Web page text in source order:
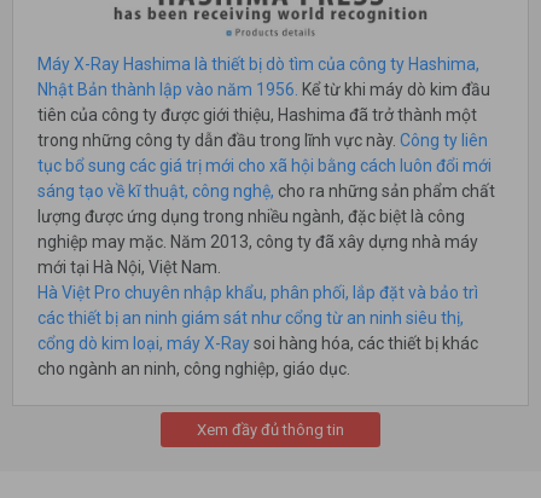
Máy X-Ray Hashima là thiết bị dò tìm của công ty Hashima,
Nhật Bản thành lập vào năm 1956. Kể từ khi máy dò kim đầu
tiên của công ty được giới thiệu, Hashima đã trở thành một
trong những công ty dẫn đầu trong lĩnh vực này. Công ty liên
tục bổ sung các giá trị mới cho xã hội bằng cách luôn đổi mới
sáng tạo về kĩ thuật, công nghệ, cho ra những sản phẩm chất
lượng được ứng dụng trong nhiều ngành, đặc biệt là công
nghiệp may mặc. Năm 2013, công ty đã xây dựng nhà máy
mới tại Hà Nội, Việt Nam.
Hà Việt Pro chuyên nhập khẩu, phân phối, lắp đặt và bảo trì
các thiết bị an ninh giám sát như cổng từ an ninh siêu thị,
cổng dò kim loại, máy X-Raysoi hàng hóa, các thiết bị khác
cho ngành an ninh, công nghiệp, giáo dục.
Mọi chi tiết xin liên hệ:
Xem đầy đủ thông tin